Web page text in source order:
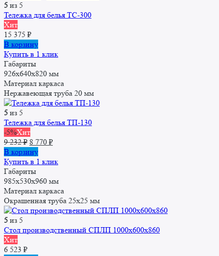
5 из 5
Тележка для белья ТС-300
Хит
15 375 ₽
В корзину
Купить в 1 клик
Габариты
926х640х820 мм
Материал каркаса
Нержавеющая труба 20 мм
5 из 5
Тележка для белья ТП-130
-5%Хит
9 232₽ Первоначальная
цена
составляла
9
232 ₽.
8 770 ₽Текущая
8
В корзину
Купить в 1 клик
Габариты
985х530х960 мм
Материал каркаса
Окрашенная труба 25x25 мм
5 из 5
Стол производственный СПЛП 1000х600х860
Хит
6 523 ₽